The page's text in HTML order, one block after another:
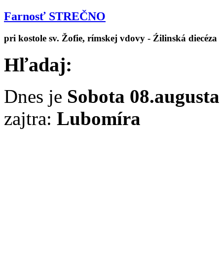
Farnosť STREČNO
pri kostole sv. Žofie, rímskej vdovy - Źilinská diecéza
Hľadaj:
Dnes je Sobota
zajtra: Lubomíra